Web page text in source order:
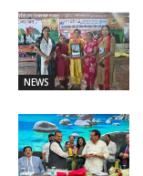
NEWS